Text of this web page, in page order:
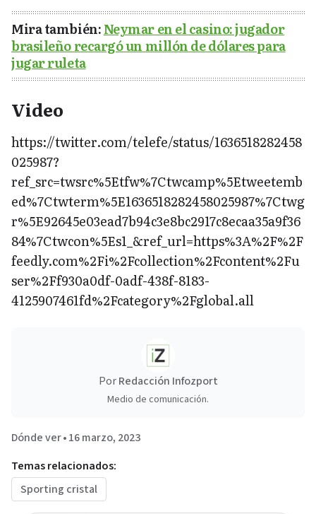
Mira también:Neymar en el casino: jugador
brasileño recargó un millón de dólares para
jugar ruleta
Video
https://twitter.com/telefe/status/1636518282458
025987?
ref_src=twsrc%5Etfw%7Ctwcamp%5Etweetemb
ed%7Ctwterm%5E1636518282458025987%7Ctwg
r%5E92645e03ead7b94c3e8bc2917c8ecaa35a9f36
84%7Ctwcon%5Es1_&ref_url=https%3A%2F%2F
feedly.com%2Fi%2Fcollection%2Fcontent%2Fu
ser%2Ff930a0df-0adf-438f-8183-
4125907461fd%2Fcategory%2Fglobal.all
PorRedacción Infozport
Medio de comunicación.
Dónde ver•16 marzo, 2023
Temas relacionados:
Sporting cristal